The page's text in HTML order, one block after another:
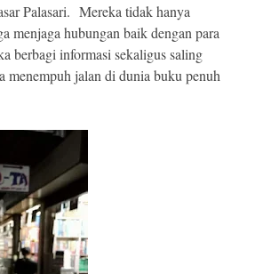
Palasari. Mereka tidak hanya
menjaga hubungan baik dengan para
berbagi informasi sekaligus saling
menempuh jalan di dunia buku penuh